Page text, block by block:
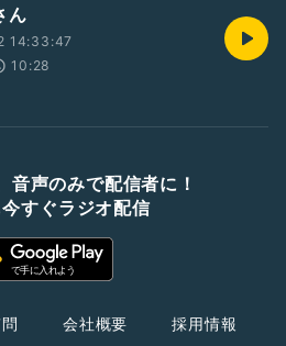
ん
14:33:47
10:28
音声のみで配信者に！
すぐラジオ配信
会社概要 採用情報